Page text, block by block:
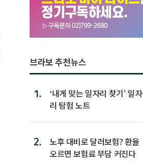
브라보 추천뉴스
1.
‘내게 맞는 일자리 찾기’ 일자
리 탐험 노트
2.
노후 대비로 달러보험? 환율
오르면 보험료 부담 커진다